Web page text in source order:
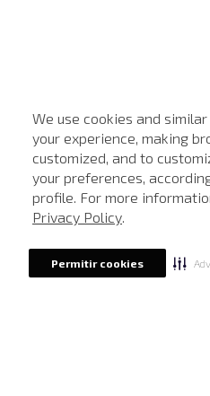
We use cookies and
your experience, making
customized, and to
your preferences,
profile. For more
Privacy Policy.
Permitir cookies